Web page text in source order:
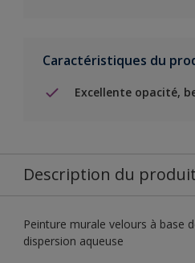
Caractéristiques du
Excellente opacité,
Description du produit
Peinture murale velours à base
dispersion aqueuse